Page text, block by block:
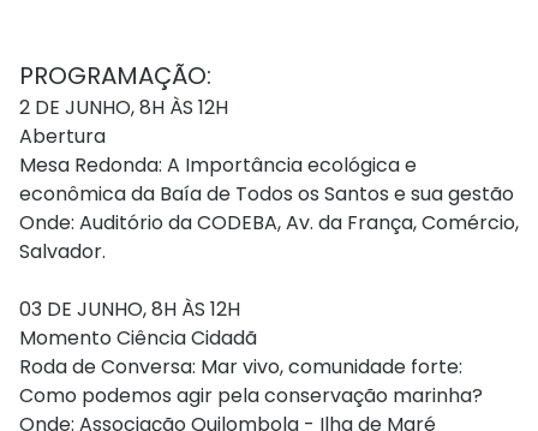
PROGRAMAÇÃO:
2 DE JUNHO, 8H ÀS 12H
Abertura
Mesa Redonda: A Importância ecológica e
econômica da Baía de Todos os Santos e sua gestão
Onde: Auditório da CODEBA, Av. da França, Comércio,
Salvador.
03 DE JUNHO, 8H ÀS 12H
Momento Ciência Cidadã
Roda de Conversa: Mar vivo, comunidade forte:
Como podemos agir pela conservação marinha?
Onde: Associação Quilombola - Ilha de Maré